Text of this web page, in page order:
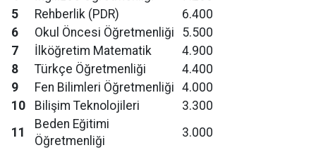
5
Rehberlik (PDR)
6.400
6
Okul Öncesi Öğretmenliği
5.500
7
İlköğretim Matematik
4.900
8
Türkçe Öğretmenliği
4.400
9
Fen Bilimleri Öğretmenliği 4.000
10
Bilişim Teknolojileri
3.300
11
Beden Eğitimi
Öğretmenliği
3.000